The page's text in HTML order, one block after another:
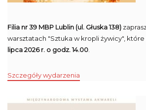
Filia nr 39 MBP Lublin (ul. Głuska 138)
warsztatach "Sztuka w kropli żywicy",
lipca 2026 r. o godz. 14.00
Szczegóły wydarzenia